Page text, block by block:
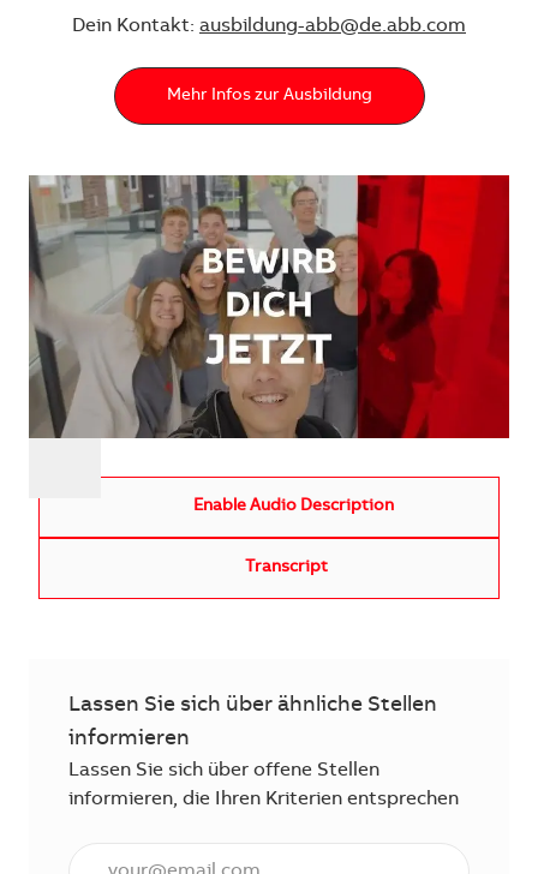
Dein Kontakt: ausbildung-abb@de.abb.com
Mehr Infos zur Ausbildung
Enable Audio Description
Transcript
Lassen Sie sich über ähnliche Stellen
informieren
Lassen Sie sich über offene Stellen
informieren, die Ihren Kriterien entsprechen